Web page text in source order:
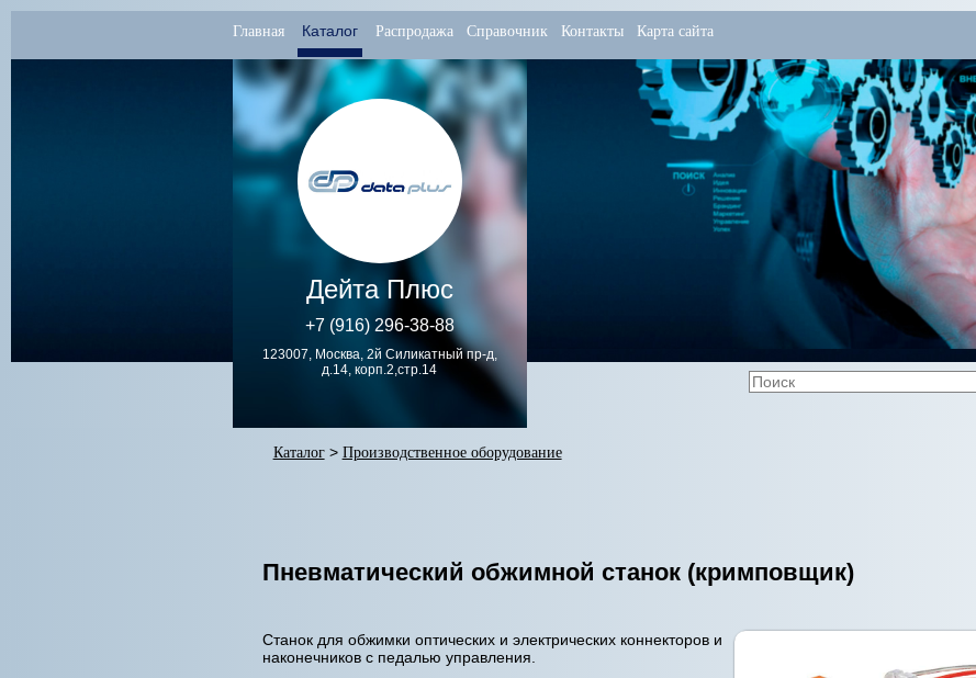
Главная Каталог Распродажа Справочник Контакты Карта сайта
Дейта Плюс
+7 (916) 296-38-88
123007, Москва, 2й Силикатный пр-д,
д.14, корп.2,стр.14
Каталог> Производственное оборудование
Пневматический обжимной станок (кримповщик)
Станок для обжимки оптических и электрических коннекторов и
наконечников с педалью управления.